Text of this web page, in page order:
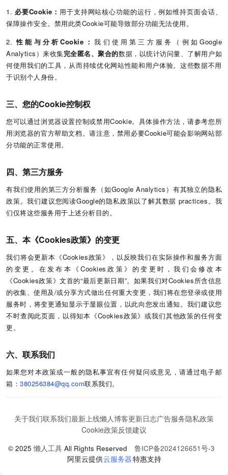
1. 必要Cookie： 用于支持网站核心功能的运行，例如维持页面会话、
保障操作安全。禁用此类Cookie可能导致部分功能无法使用。
2.性能与分析Cookie：我们使用第三方服务（例如Google
Analytics）来收集完全匿名、聚合的数据，以统计访问量、了解用户如
何使用我们的工具，从而持续优化网站性能和用户体验。这些数据不用
于识别个人身份。
三、您的Cookie控制权
您可以通过浏览器设置控制或禁用Cookie。具体操作方法，请参考您所
用浏览器的官方帮助文档。请注意，禁用必要Cookie可能会影响网站部
分功能的正常使用。
四、第三方服务
有我们使用的第三方分析服务（如Google Analytics）有其独立的隐私
政策。我们建议您阅读Google的隐私政策以了解其数据 practices。我
们仅将这些服务用于上述分析目的。
五、本《Cookies政策》的变更
我们将会更新本《Cookies政策》，以反映我们在实际操作和服务方面
的变更。在发布本《Cookies政策》的变更时，我们会修改本
《Cookies政策》文首的“最后更新日期”。如果我们对Cookies所含信息
的收集、使用及/或分享方式做出任何重大变更，我们将在您登录或使用
服务时，将变更通知显示于显眼位置，以此向您发出通知。我们建议您
不时查阅此页面，以得知本《Cookies政策》或我们其他政策的任何变
更。
六、联系我们
如果您对本政策或一般的隐私事宜有任何疑问或意见，请通过电子邮
箱： 380256384@qq.com联系我们。
关于我们联系我们最新上线懒人博客更新日志广告服务隐私政策
Cookie政策反馈建议
© 2025懒人工具 All Rights Reserved
鲁ICP备2024126651号-3
阿里云提供云服务器特惠支持